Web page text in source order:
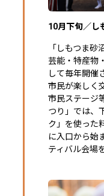
10月下旬／し
「しもつま
芸能・特産物
して毎年開催
市民が楽しく
市民ステージ
つり」では、
ク」を使った
に入口から始
ティバル会場